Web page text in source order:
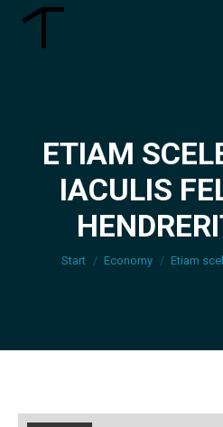
ETIAM
IACULISSie befinden
Start Economy Etiam